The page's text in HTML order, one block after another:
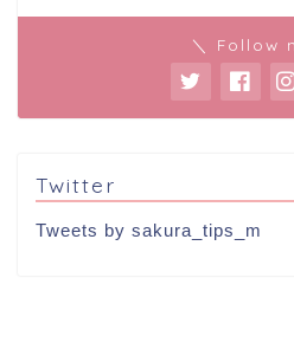
＼ Follow
Twitter
Tweets by sakura_tips_m